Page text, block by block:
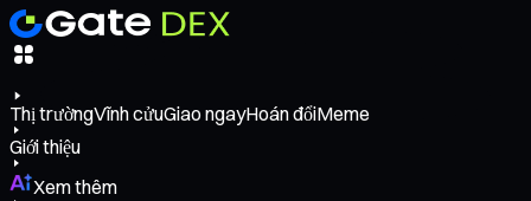
Thị trườngVĩnh cửuGiao ngayHoán đổiMeme
Giới thiệu
Xem thêm